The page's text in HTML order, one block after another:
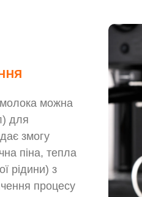
молока можна
для
змогу
піна, тепла
рідини) з
процесу